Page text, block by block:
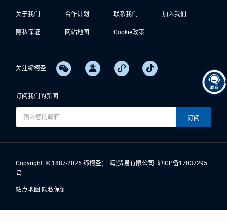
关于我们 合作计划 联系我们 加入我们
隐私保证 网站地图 Cookie政策
关注缔柯圣
订阅我们的新闻
Copyright © 1887-2025 缔柯圣(上海)贸易有限公司沪ICP备17037295
号
站点地图 隐私保证